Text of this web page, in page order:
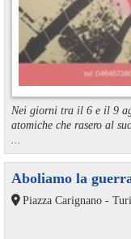
Nei giorni tra il 6 e il 9
atomiche che rasero al
Aboliamo la
Piazza Carignano -